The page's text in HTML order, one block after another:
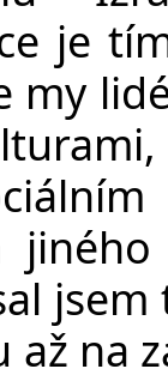
je
my
na